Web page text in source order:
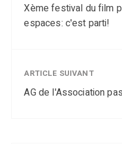
Xème festival du film
espaces: c'est parti!
ARTICLE SUIVANT
AG de l'Association